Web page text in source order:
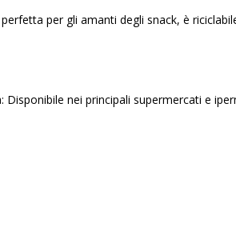
per gli amanti degli snack, è
Disponibile nei principali supermercati e